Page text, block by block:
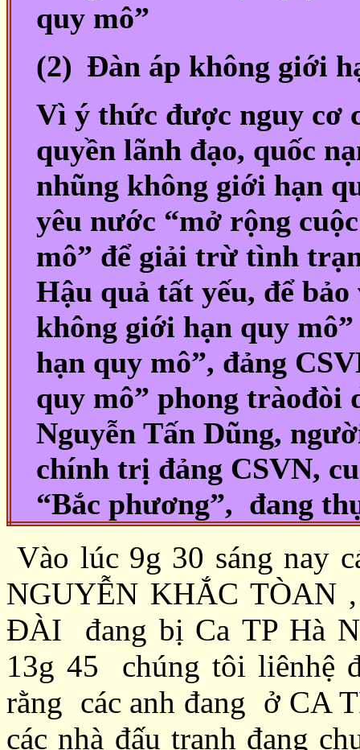
quy mô”
(2) Đàn áp không giới
Vì ý thức được nguy cơ
quyền lãnh đạo, quốc
nhũng không giới hạn
yêu nước “mở rộng
mô” để giải trừ tình
Hậu quả tất yếu, để
không giới hạn quy
hạn quy mô”, đảng
quy mô” phong tràođòi
Nguyễn Tấn Dũng,
chính trị đảng CSVN,
“Bắc phương”, đang
Vào lúc 9g 30 sáng nay
NGUYỄN KHẮC TÒAN
ĐÀI đang bị Ca TP Hà
13g 45 chúng tôi liênhệ
rằng các anh đang ở CA
các nhà đấu tranh đang